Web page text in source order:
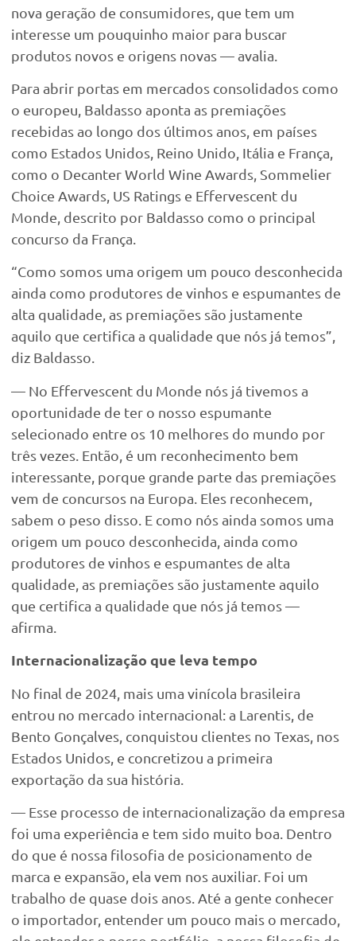
nova geração de consumidores, que tem um
interesse um pouquinho maior para buscar
produtos novos e origens novas — avalia.
Para abrir portas em mercados consolidados como
o europeu, Baldasso aponta as premiações
recebidas ao longo dos últimos anos, em países
como Estados Unidos, Reino Unido, Itália e França,
como o Decanter World Wine Awards, Sommelier
Choice Awards, US Ratings e Effervescent du
Monde, descrito por Baldasso como o principal
concurso da França.
“Como somos uma origem um pouco desconhecida
ainda como produtores de vinhos e espumantes de
alta qualidade, as premiações são justamente
aquilo que certifica a qualidade que nós já temos”,
diz Baldasso.
— No Effervescent du Monde nós já tivemos a
oportunidade de ter o nosso espumante
selecionado entre os 10 melhores do mundo por
três vezes. Então, é um reconhecimento bem
interessante, porque grande parte das premiações
vem de concursos na Europa. Eles reconhecem,
sabem o peso disso. E como nós ainda somos uma
origem um pouco desconhecida, ainda como
produtores de vinhos e espumantes de alta
qualidade, as premiações são justamente aquilo
que certifica a qualidade que nós já temos —
afirma.
Internacionalização que leva tempo
No final de 2024, mais uma vinícola brasileira
entrou no mercado internacional: a Larentis, de
Bento Gonçalves, conquistou clientes no Texas, nos
Estados Unidos, e concretizou a primeira
exportação da sua história.
— Esse processo de internacionalização da empresa
foi uma experiência e tem sido muito boa. Dentro
do que é nossa filosofia de posicionamento de
marca e expansão, ela vem nos auxiliar. Foi um
trabalho de quase dois anos. Até a gente conhecer
o importador, entender um pouco mais o mercado,